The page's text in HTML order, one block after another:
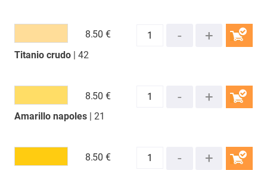
Titanio crudo| 42
8.50 €
Amarillo napoles| 21
8.50 €
8.50 €